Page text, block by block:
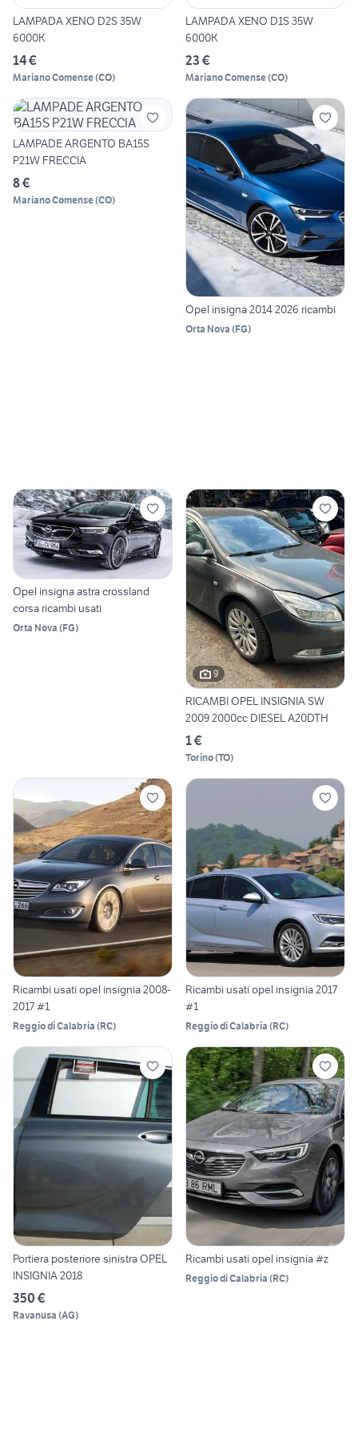
LAMPADA XENO D2S 35W
6000K
14 €
Mariano Comense(CO)
LAMPADA XENO D1S 35W
6000K
23 €
Mariano Comense(CO)
LAMPADE ARGENTO BA15S
P21W FRECCIA
8 €
Mariano Comense(CO)
Opel insigna 2014 2026 ricambi
Orta Nova (FG)
Opel insigna astra crossland
corsa ricambi usati
Orta Nova (FG)
9
RICAMBI OPEL INSIGNIA SW
2009 2000cc DIESEL A20DTH
1 €
Torino(TO)
Ricambi usati opel insignia 2008-
2017 #1
Reggio di Calabria (RC)
Ricambi usati opel insignia 2017
#1
Reggio di Calabria (RC)
Portiera posteriore sinistra OPEL
INSIGNIA 2018
350 €
Ravanusa (AG)
Ricambi usati opel insignia #z
Reggio di Calabria (RC)